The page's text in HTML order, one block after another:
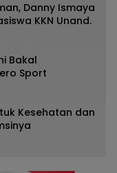
Danny Ismaya
KKN Unand.
Bakal
Sport
Kesehatan dan